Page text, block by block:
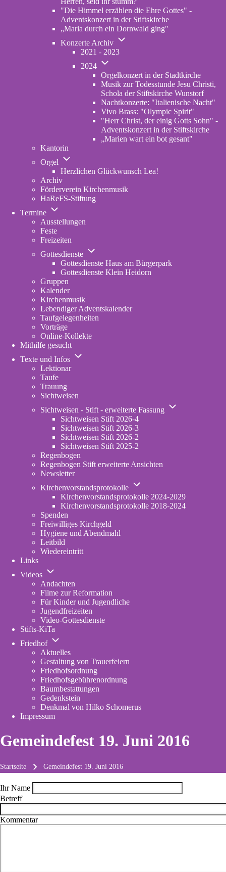
"Die Himmel erzählen die Ehre Gottes" -
Adventskonzert in der Stiftskirche
„Maria durch ein Dornwald ging"
Konzerte Archiv
Unternavigation
Konzerte
2021 - 2023
2024
Unternavigation
2024
Orgelkonzert in der Stadtkirche
Musik zur Todesstunde Jesu Christi,
Schola der Stiftskirche Wunstorf
Nachtkonzerte: "Italienische Nacht"
Vivo Brass: "Olympic Spirit"
"Herr Christ, der einig Gotts Sohn" -
Adventskonzert in der Stiftskirche
„Marien wart ein bot gesant"
Kantorin
Orgel
Unternavigation
Orgel
Herzlichen Glückwunsch Lea!
Archiv
Förderverein Kirchenmusik
HaReFS-Stiftung
Termine
Unternavigation
Termine
Ausstellungen
Feste
Freizeiten
Gottesdienste
Unternavigation
Gottesdienste
Gottesdienste Haus am Bürgerpark
Gottesdienste Klein Heidorn
Gruppen
Kalender
Kirchenmusik
Lebendiger Adventskalender
Taufgelegenheiten
Vorträge
Online-Kollekte
Mithilfe gesucht
Texte und Infos
Unternavigation
Lektionar
Taufe
Trauung
Sichtweisen
Sichtweisen - Stift - erweiterte Fassung
Unternavigation
Sichtweisen Stift 2026-4
Sichtweisen Stift 2026-3
Sichtweisen Stift 2026-2
Sichtweisen Stift 2025-2
Regenbogen
Regenbogen Stift erweiterte Ansichten
Newsletter
Kirchenvorstandsprotokolle
Unternavigation
Kirchenvorstandsprotokolle
Kirchenvorstandsprotokolle 2024-2029
Kirchenvorstandsprotokolle 2018-2024
Spenden
Freiwilliges Kirchgeld
Hygiene und Abendmahl
Leitbild
Wiedereintritt
Links
Videos
Unternavigation
Videos
Andachten
Filme zur Reformation
Für Kinder und Jugendliche
Jugendfreizeiten
Video-Gottesdienste
Stifts-KiTa
in
tab)
Friedhof
Unternavigation
Friedhof
Aktuelles
Gestaltung von Trauerfeiern
Friedhofsordnung
Friedhofsgebührenordnung
tab)
Baumbestattungen
Gedenkstein
Denkmal von Hilko Schomerus
Impressum
Gemeindefest 19. Juni 2016
Pfadnavigation
Startseite Gemeindefest 19. Juni 2016
Ihr Name
Betreff
Kommentar